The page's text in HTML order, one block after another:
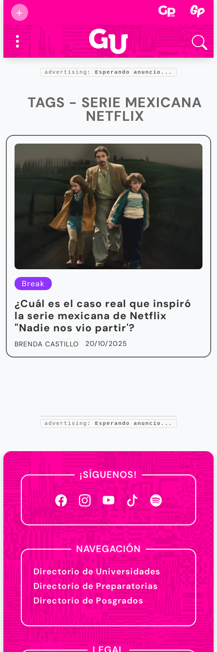
+
Supermamás
2025
Marcas de
confianza
Foro salud
advertising: Esperando anuncio...
TAGS - SERIE MEXICANA
NETFLIX
Break
¿Cuál es el caso real que inspiró
la serie mexicana de Netflix
"Nadie nos vio partir'?
BRENDA CASTILLO 20/10/2025
advertising: Esperando anuncio...
¡SÍGUENOS!
NAVEGACIÓN
Directorio de Universidades
Directorio de Preparatorias
Directorio de Posgrados